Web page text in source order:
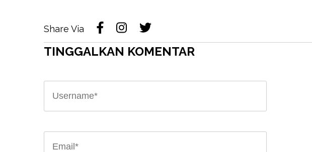
Share Via
TINGGALKAN KOMENTAR